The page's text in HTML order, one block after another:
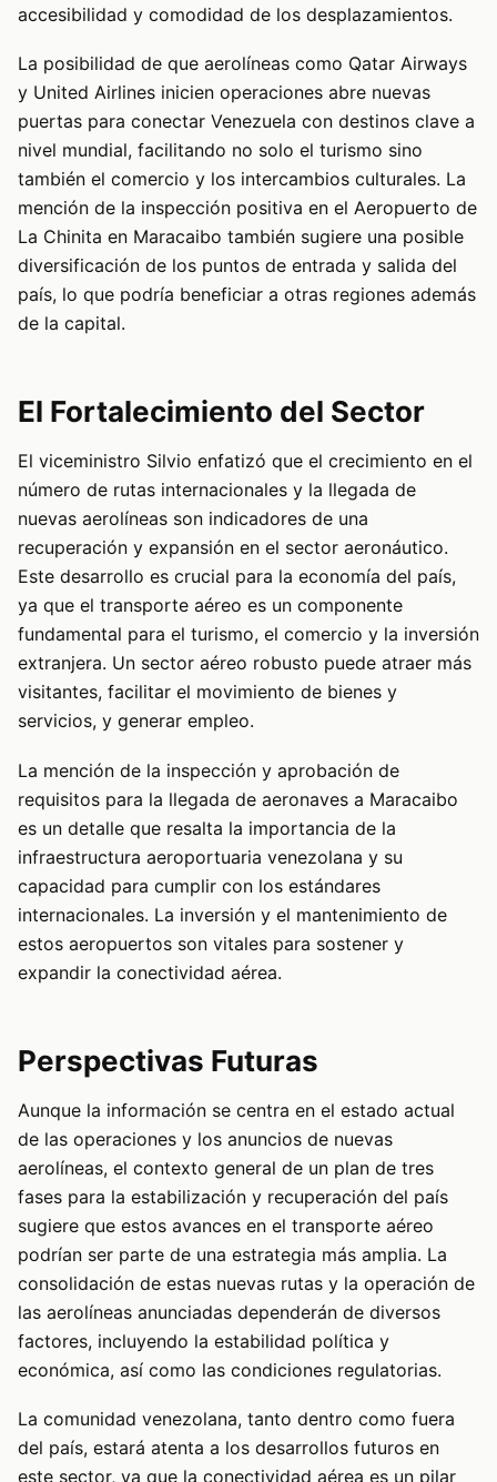
accesibilidad y comodidad de los desplazamientos.
La posibilidad de que aerolíneas como Qatar Airways
y United Airlines inicien operaciones abre nuevas
puertas para conectar Venezuela con destinos clave a
nivel mundial, facilitando no solo el turismo sino
también el comercio y los intercambios culturales. La
mención de la inspección positiva en el Aeropuerto de
La Chinita en Maracaibo también sugiere una posible
diversificación de los puntos de entrada y salida del
país, lo que podría beneficiar a otras regiones además
de la capital.
El Fortalecimiento del Sector
El viceministro Silvio enfatizó que el crecimiento en el
número de rutas internacionales y la llegada de
nuevas aerolíneas son indicadores de una
recuperación y expansión en el sector aeronáutico.
Este desarrollo es crucial para la economía del país,
ya que el transporte aéreo es un componente
fundamental para el turismo, el comercio y la inversión
extranjera. Un sector aéreo robusto puede atraer más
visitantes, facilitar el movimiento de bienes y
servicios, y generar empleo.
La mención de la inspección y aprobación de
requisitos para la llegada de aeronaves a Maracaibo
es un detalle que resalta la importancia de la
infraestructura aeroportuaria venezolana y su
capacidad para cumplir con los estándares
internacionales. La inversión y el mantenimiento de
estos aeropuertos son vitales para sostener y
expandir la conectividad aérea.
Perspectivas Futuras
Aunque la información se centra en el estado actual
de las operaciones y los anuncios de nuevas
aerolíneas, el contexto general de un plan de tres
fases para la estabilización y recuperación del país
sugiere que estos avances en el transporte aéreo
podrían ser parte de una estrategia más amplia. La
consolidación de estas nuevas rutas y la operación de
las aerolíneas anunciadas dependerán de diversos
factores, incluyendo la estabilidad política y
económica, así como las condiciones regulatorias.
La comunidad venezolana, tanto dentro como fuera
del país, estará atenta a los desarrollos futuros en
este sector, ya que la conectividad aérea es un pilar